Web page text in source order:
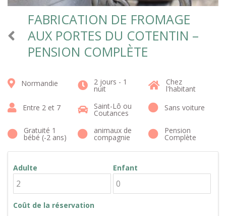
FABRICATION DE FROMAGE
AUX PORTES DU COTENTIN –
PENSION COMPLÈTE
Normandie 2 jours - 1
nuit
Chez
l'habitant
Entre 2 et 7
Saint-Lô ou
Coutances
Sans voiture
Gratuité 1
bébé (-2 ans)
animaux de
compagnie
Pension
Complète
Adulte Enfant
Coût de la réservation